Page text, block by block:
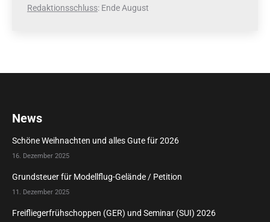
Redaktionsschluss: Ende August
News
Schöne Weihnachten und alles Gute für 2026
16. Dezember 2025
Grundsteuer für Modellflug-Gelände / Petition
11. Dezember 2025
Freifliegerfrühschoppen (GER) und Seminar (SUI) 2026